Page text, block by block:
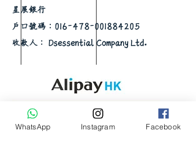
星展銀行
戶口號碼：016-478-001884205
收款人： Dsessential Company Ltd.
WhatsApp Instagram Facebook